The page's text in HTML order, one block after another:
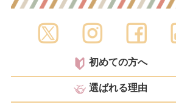
初めての方へ
選ばれる理由